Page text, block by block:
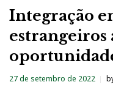
Integração
estrangeiros
27 de setembro de 2022